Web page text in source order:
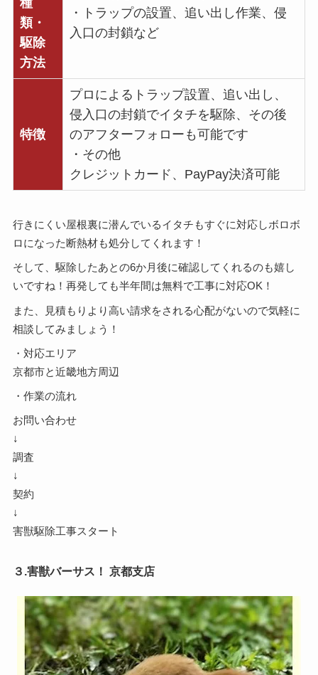
類・
駆除
方法
・トラップの設置、追い出し作業、侵
入口の封鎖など
特徴
プロによるトラップ設置、追い出し、
侵入口の封鎖でイタチを駆除、その後
のアフターフォローも可能です
・その他
クレジットカード、PayPay決済可能
行きにくい屋根裏に潜んでいるイタチもすぐに対応しボロボ
ロになった断熱材も処分してくれます！
そして、駆除したあとの6か月後に確認してくれるのも嬉し
いですね！再発しても半年間は無料で工事に対応OK！
また、見積もりより高い請求をされる心配がないので気軽に
相談してみましょう！
・対応エリア
京都市と近畿地方周辺
・作業の流れ
お問い合わせ
↓
調査
↓
契約
↓
害獣駆除工事スタート
３.害獣バーサス！ 京都支店